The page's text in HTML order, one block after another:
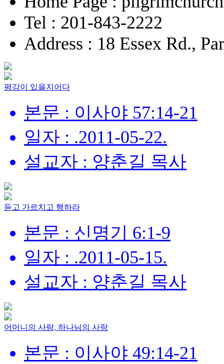
Tel : 201-843-2222
Address : 18 Essex Rd.,
평강이 있을지어다
본문 : 이사야 57:14-21
일자 : .2011-05-22.
설교자 : 양춘길 목사
듣고 가르치고 행하라
본문 : 신명기 6:1-9
일자 : .2011-05-15.
설교자 : 양춘길 목사
어머니의 사랑, 하나님의 사랑
본문 : 이사야 49:14-21